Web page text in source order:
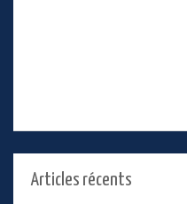
Articles récents